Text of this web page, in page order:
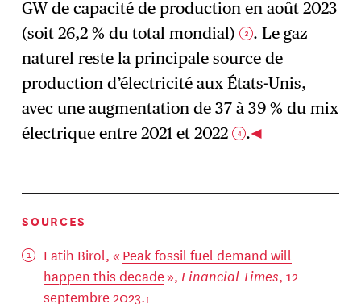
GW de capacité de production en août 2023
(soit 26,2 % du total mondial) 3 . Le gaz
naturel reste la principale source de
production d’électricité aux États-Unis,
avec une augmentation de 37 à 39 % du mix
électrique entre 2021 et 2022 4 .
SOURCES
Fatih Birol, « Peak fossil fuel demand will
happen this decade», Financial Times, 12
septembre 2023.